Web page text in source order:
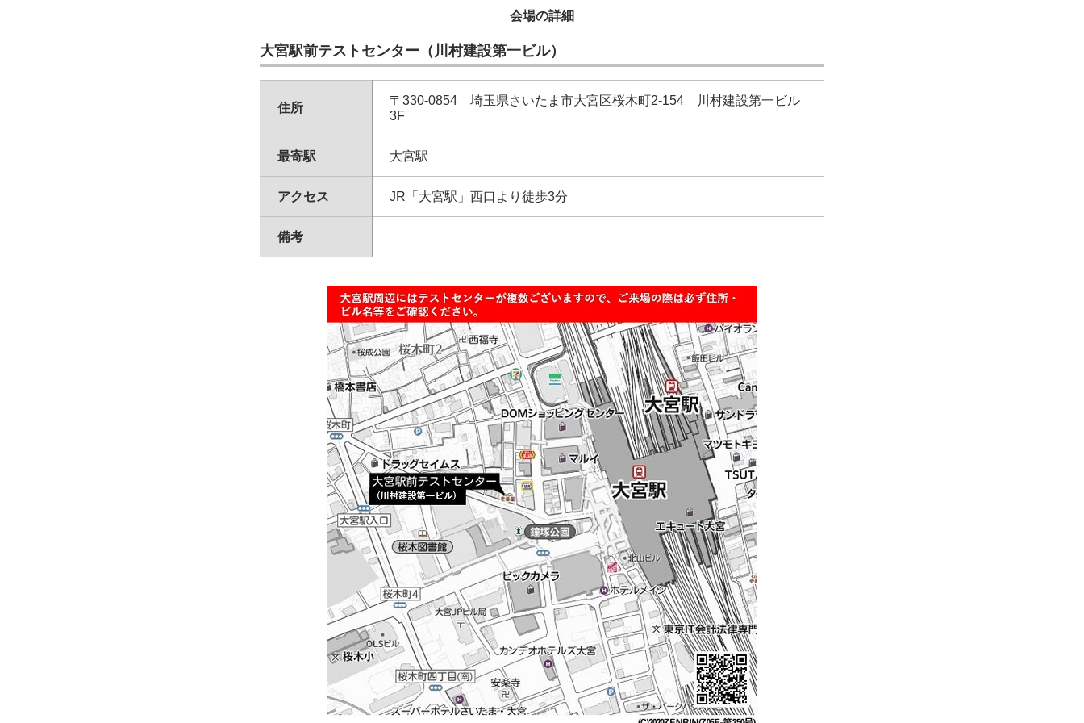
会場の詳細
大宮駅前テストセンター（川村建設第一ビル）
住所
〒330-0854 埼玉県さいたま市大宮区桜木町2-154 川村建設第一ビル
3F
最寄駅 大宮駅
アクセス JR「大宮駅」西口より徒歩3分
備考